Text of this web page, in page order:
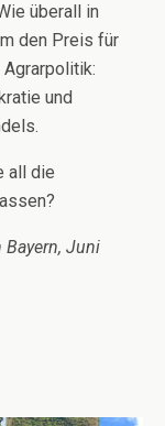
überall in
den Preis für
und
all die
Juni